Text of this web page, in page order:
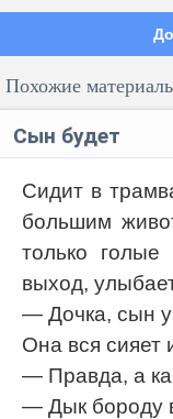
Код:
Похожие
Сын будет
Сидит в
большим
только голые
выход,
— Дочка, сын у
Она вся сияет
— Правда, а
— Дык бороду